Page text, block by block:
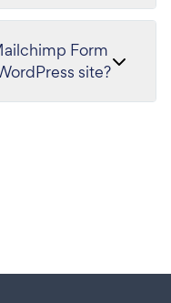
Form
site?